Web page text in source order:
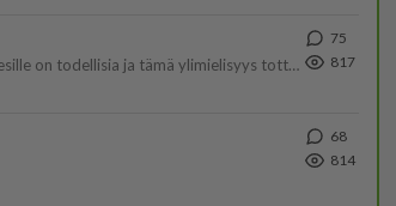
Olipa hyvä kirjoitus, kiitos. Ongelmat mitkä nostat esille on todellisia ja tämä ylimielisyys totta ja se näkyy kaikessa
75
817
68
814